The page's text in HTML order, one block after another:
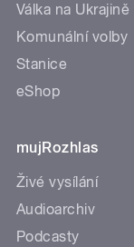
Válka na Ukrajině
Komunální volby
Stanice
eShop
mujRozhlas
Živé vysílání
Audioarchiv
Podcasty